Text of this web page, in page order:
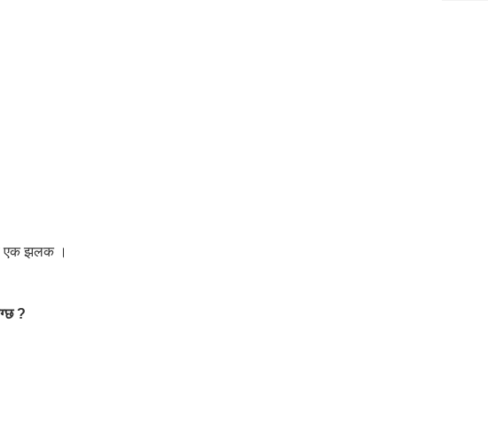
एक झलक ।
?